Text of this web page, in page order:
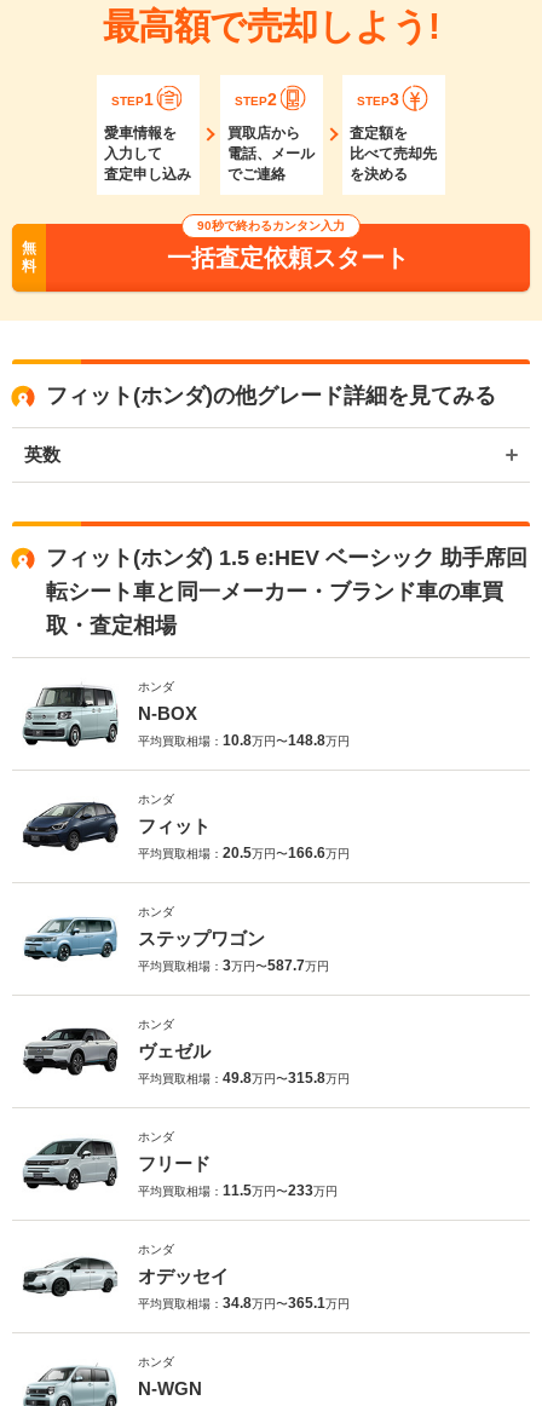
最高額で売却しよう!
STEP1
愛車情報を
入力して
査定申し込み
STEP2
買取店から
電話、メール
でご連絡
STEP3
査定額を
比べて売却先
を決める
無
料
90秒で終わるカンタン入力
一括査定依頼スタート
フィット(ホンダ)の他グレード詳細を見てみる
英数
フィット(ホンダ) 1.5 e:HEV ベーシック 助手席回
転シート車と同一メーカー・ブランド車の車買
取・査定相場
ホンダ
N-BOX
平均買取相場： 10.8万円〜148.8万円
ホンダ
フィット
平均買取相場： 20.5万円〜166.6万円
ホンダ
ステップワゴン
平均買取相場： 3万円〜587.7万円
ホンダ
ヴェゼル
平均買取相場： 49.8万円〜315.8万円
ホンダ
フリード
平均買取相場： 11.5万円〜233万円
ホンダ
オデッセイ
平均買取相場： 34.8万円〜365.1万円
ホンダ
N-WGN